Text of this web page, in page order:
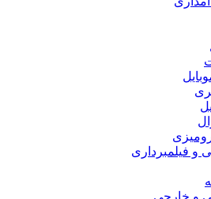
و فیلمبرداری